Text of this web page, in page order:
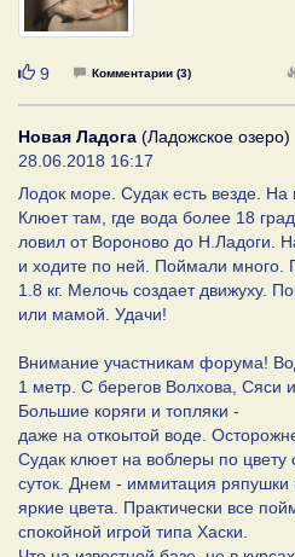
Нравится
9 Комментарии (3)
Новая Ладога (Ладожское озеро)
28.06.2018 16:17
Лодок море. Судак есть везде. На
Клюет там, где вода более 18
ловил от Вороново до Н.Ладоги.
и ходите по ней. Поймали много.
1.8 кг. Мелочь создает движуху.
или мамой. Удачи!
Внимание участникам форума!
1 метр. С берегов Волхова, Сяси
Большие коряги и топляки -
даже на откоытой воде.
Судак клюет на воблеры по цвету
суток. Днем - иммитация
яркие цвета. Практически все
спокойной игрой типа Хаски.